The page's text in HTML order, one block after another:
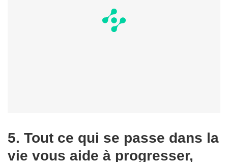
5. Tout ce qui se passe dans la
vie vous aide à progresser,